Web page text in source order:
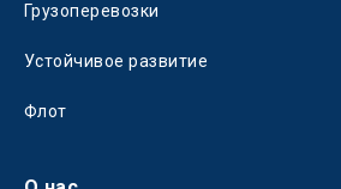
Грузоперевозки
Устойчивое развитие
Флот